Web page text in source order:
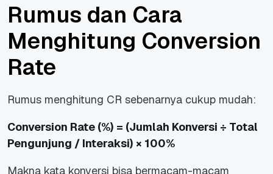
Rumus dan Cara
Menghitung Conversion
Rate
Rumus menghitung CR sebenarnya cukup mudah:
Conversion Rate (%) = (Jumlah Konversi ÷ Total
Pengunjung / Interaksi) × 100%
Makna kata konversi bisa bermacam-macam